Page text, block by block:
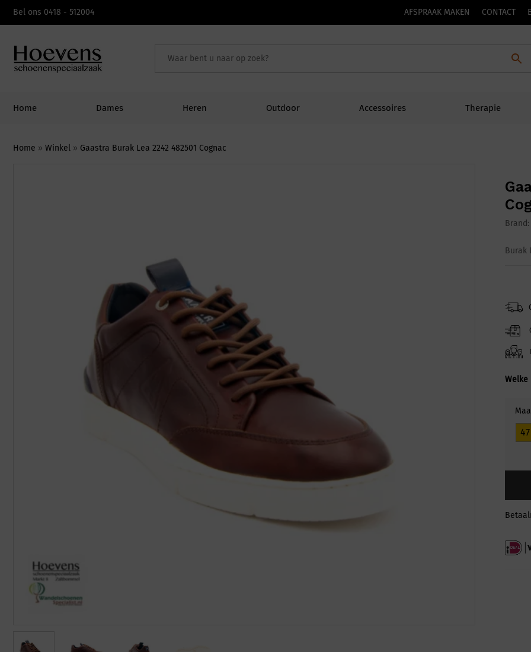
Bel ons 0418 - 512004 AFSPRAAK MAKEN CONTACT
Home Dames Heren Outdoor Accessoires Therapie
Home » Winkel » Gaastra Burak Lea 2242 482501 Cognac
Brand:
Burak
47